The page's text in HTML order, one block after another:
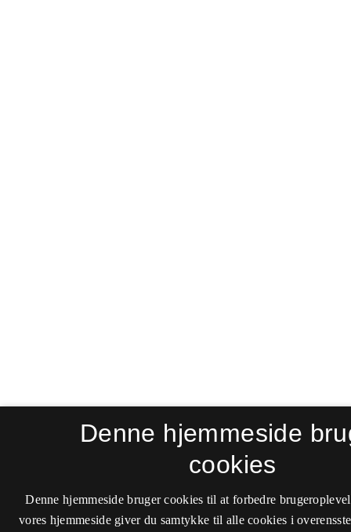
Denne hjemmeside
cookies
Denne hjemmeside bruger cookies til at forbedre
vores hjemmeside giver du samtykke til alle cookies i